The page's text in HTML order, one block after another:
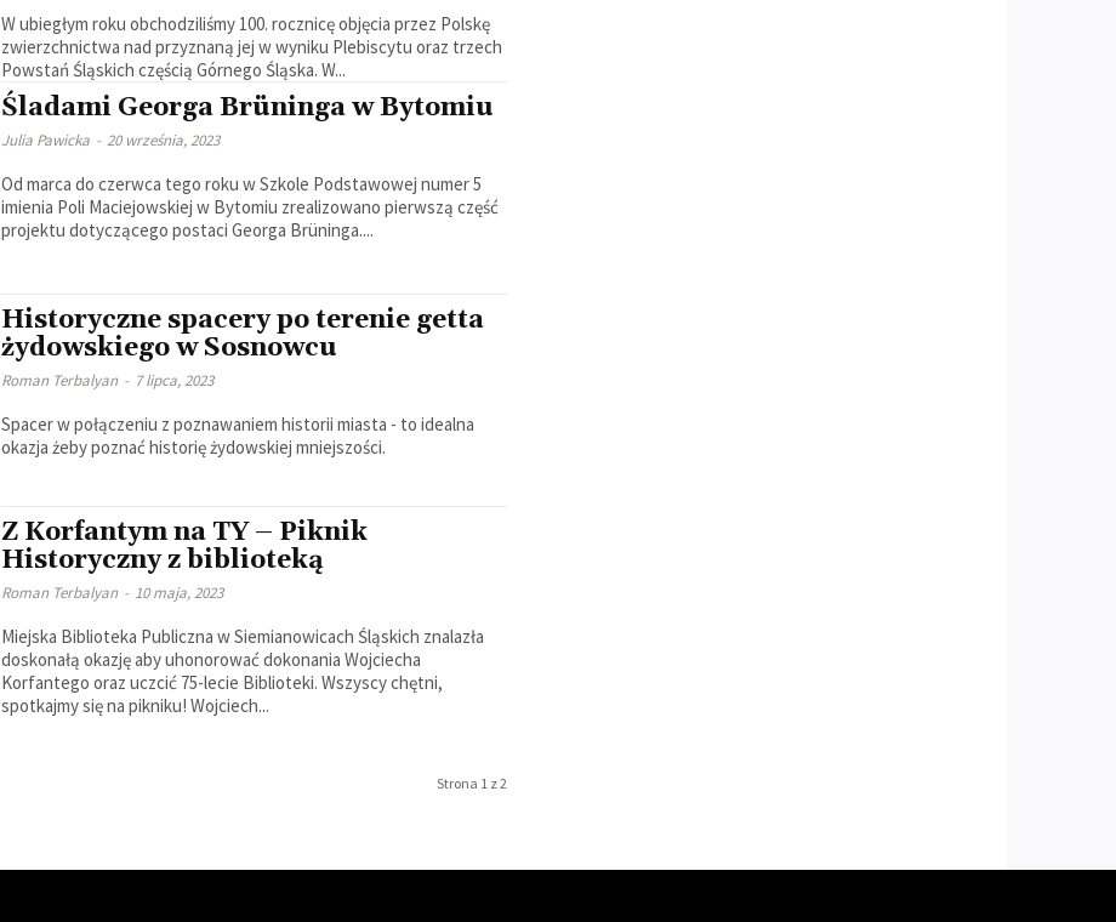
W ubiegłym roku obchodziliśmy 100. rocznicę objęcia przez Polskę
zwierzchnictwa nad przyznaną jej w wyniku Plebiscytu oraz trzech
Powstań Śląskich częścią Górnego Śląska. W...
Śladami Georga Brüninga w Bytomiu
Julia Pawicka - 20 września, 2023
Od marca do czerwca tego roku w Szkole Podstawowej numer 5
imienia Poli Maciejowskiej w Bytomiu zrealizowano pierwszą część
projektu dotyczącego postaci Georga Brüninga....
Historyczne spacery po terenie getta
żydowskiego w Sosnowcu
Roman Terbalyan - 7 lipca, 2023
Spacer w połączeniu z poznawaniem historii miasta - to idealna
okazja żeby poznać historię żydowskiej mniejszości.
Z Korfantym na TY – Piknik
Historyczny z biblioteką
Roman Terbalyan - 10 maja, 2023
Miejska Biblioteka Publiczna w Siemianowicach Śląskich znalazła
doskonałą okazję aby uhonorować dokonania Wojciecha
Korfantego oraz uczcić 75-lecie Biblioteki. Wszyscy chętni,
spotkajmy się na pikniku! Wojciech...
Strona 1 z 2